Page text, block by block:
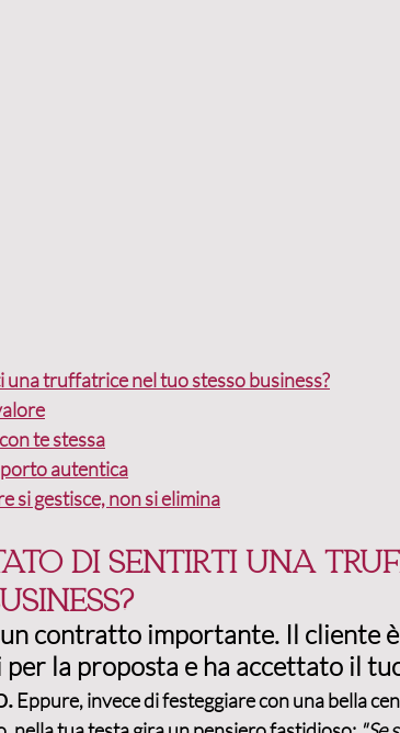
una truffatrice nel tuo stesso business?
te stessa
autentica
si gestisce, non si elimina
di sentirti una
contratto importante. Il cliente
la proposta e ha accettato il
Eppure, invece di festeggiare con una bella